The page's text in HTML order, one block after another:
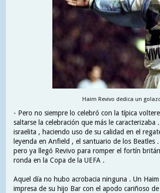
Haim Revivo dedica un
- Pero no siempre lo celebró con la típica
saltarse la celebración que más le
israelita , haciendo uso de su calidad en el
leyenda en Anfield , el santuario de los Beatles
pero ya llegó Revivo para romper el fortín
ronda en la Copa de la UEFA .
Aquel día no hubo acrobacia ninguna . Un
impresa de su hijo Bar con el apodo cariñoso